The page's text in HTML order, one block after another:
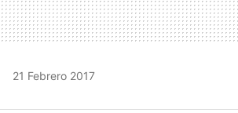
21 Febrero 2017